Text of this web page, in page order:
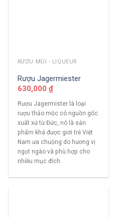
RƯỢU MÙI - LIQUEUR
Rượu Jagermiester
630,000 ₫
Rượu Jagermister là loại
rượu thảo mộc có nguồn gốc
xuất xứ từ Đức, nó là sản
phẩm khá được giới trẻ Việt
Nam ưa chuộng do hương vị
ngọt ngào và phù hợp cho
nhiều mục đích.